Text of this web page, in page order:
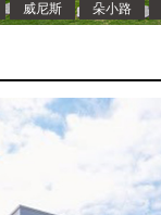
威尼斯 朵小路